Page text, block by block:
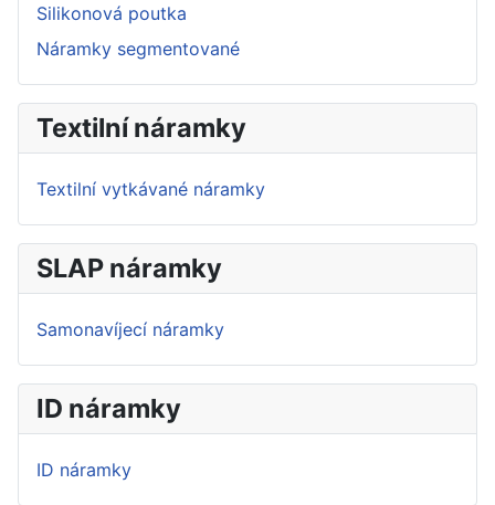
Silikonová poutka
Náramky segmentované
Textilní náramky
Textilní vytkávané náramky
SLAP náramky
Samonavíjecí náramky
ID náramky
ID náramky